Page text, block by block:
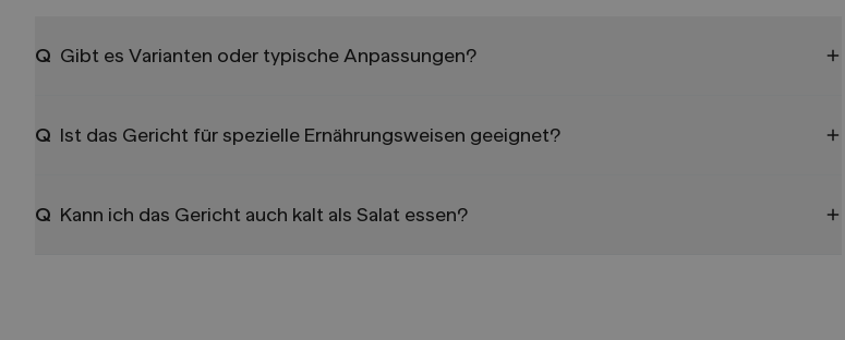
Q Gibt es Varianten oder typische Anpassungen?
Q Ist das Gericht für spezielle Ernährungsweisen geeignet?
Q Kann ich das Gericht auch kalt als Salat essen?